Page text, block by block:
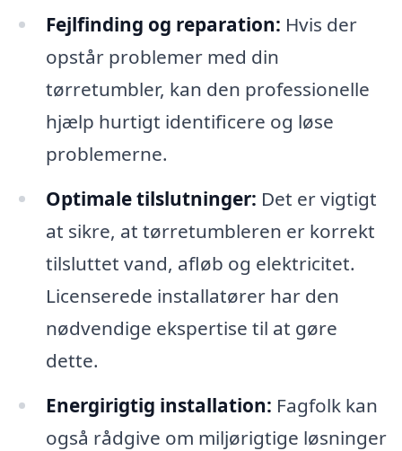
Fejlfinding og reparation: Hvis der
opstår problemer med din
tørretumbler, kan den professionelle
hjælp hurtigt identificere og løse
problemerne.
Optimale tilslutninger: Det er vigtigt
at sikre, at tørretumbleren er korrekt
tilsluttet vand, afløb og elektricitet.
Licenserede installatører har den
nødvendige ekspertise til at gøre
dette.
Energirigtig installation: Fagfolk kan
også rådgive om miljørigtige løsninger